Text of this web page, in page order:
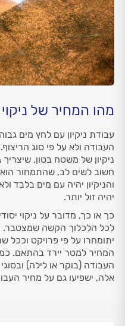
מהו המחיר של
עבודת ניקיון עם לחץ מים
העבודה ולא על פי סוג
ניקיון של משטח בטון,
והניקיון יהיה עם מים בלבד
יהיה זול יותר.
כך או כך, מדובר על ניקוי
לכל הלכלוך הקשה שמצטבר.
יתומחרו על פי פרויקט וככל
המחיר למטר יירד בהתאם.
העבודה (בוקר או לילה)
אלה, ישפיעו גם על מחיר